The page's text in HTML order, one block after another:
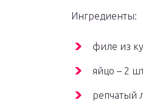
Ингредиенты:
филе из
яйцо – 2
репчатый